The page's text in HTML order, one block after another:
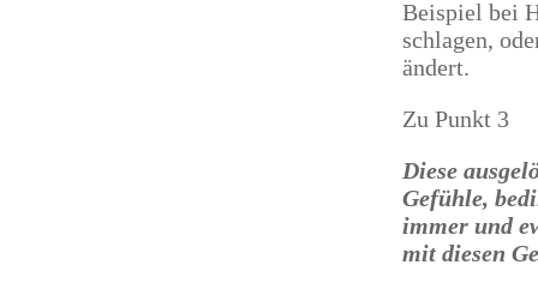
Beispiel bei
schlagen,
ändert.
Zu Punkt 3
Diese
Gefühle,
immer und
mit diesen